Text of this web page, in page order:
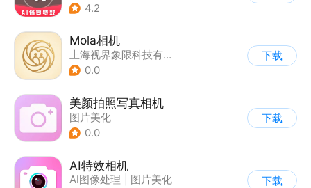
4.2
Mola相机
上海视界象限科技有限公司
0.0
下载
美颜拍照写真相机
图片美化
0.0
下载
AI特效相机
AI图像处理
图片美化
下载